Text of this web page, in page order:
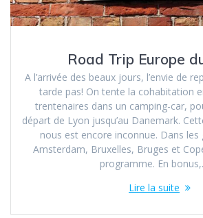
Road Trip Europe
A l’arrivée des beaux jours, l’envie de
tarde pas! On tente la cohabitation
trentenaires dans un camping-car,
départ de Lyon jusqu’au Danemark.
nous est encore inconnue. Dans les
Amsterdam, Bruxelles, Bruges et
programme. En
Lire la suite